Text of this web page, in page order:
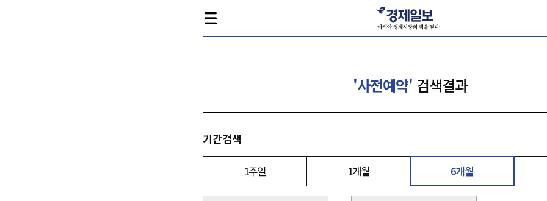
'사전예약' 검색결과
기간검색
1주일 1개월 6개월